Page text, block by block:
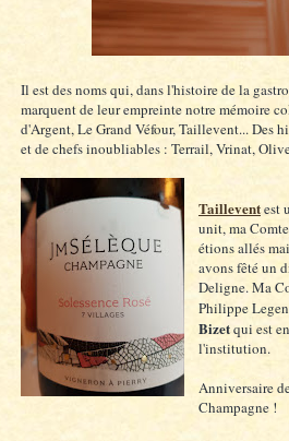
Il est des noms qui, dans l'histoire de la
marquent de leur empreinte notre mémoire
d'Argent, Le Grand Véfour, Taillevent... Des
et de chefs inoubliables : Terrail, Vrinat,
Tailleventest
unit, ma
étions allés
avons fêté un
Deligne. Ma
Philippe
Bizetqui est
l'institution.
Anniversaire
Champagne !